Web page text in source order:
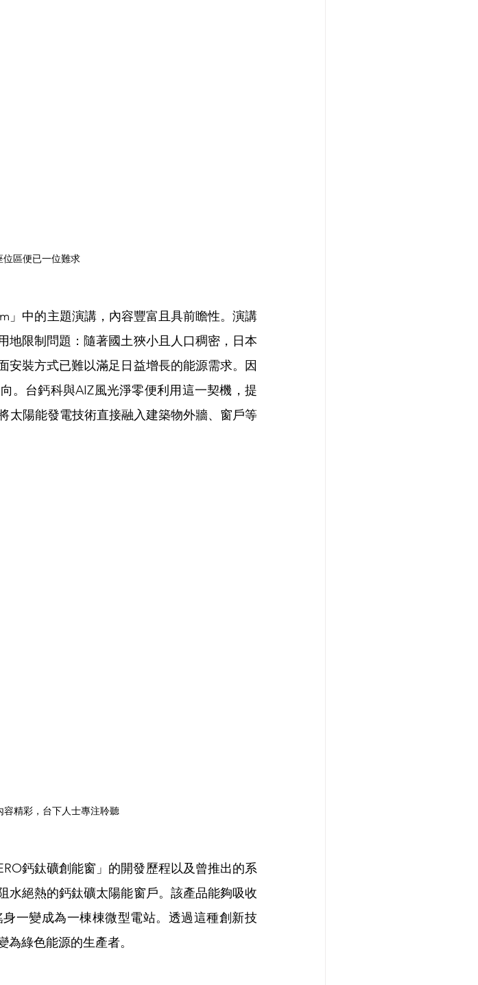
區便已一位難求
」中的主題演講，內容豐富且具前瞻性。演講
地限制問題：隨著國土狹小且人口稠密，日本
安裝方式已難以滿足日益增長的能源需求。因
。台鈣科與AIZ風光淨零便利用這一契機，提
太陽能發電技術直接融入建築物外牆、窗戶等
容精彩，台下人士專注聆聽
鈣鈦礦創能窗」的開發歷程以及曾推出的系
水絕熱的鈣鈦礦太陽能窗戶。該產品能夠吸收
一變成為一棟棟微型電站。透過這種創新技
綠色能源的生產者。